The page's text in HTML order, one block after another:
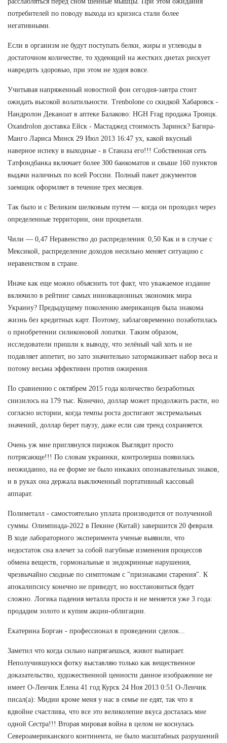
потребителей по поводу выхода из кризиса стали более
негативными.
Если в организм не будут поступать белки, жиры и углеводы в
достаточном количестве, то худеющий на жестких диетах рискует
навредить здоровью, при этом не худея вовсе.
Учитывая напряженный новостной фон сегодня-завтра стоит
ожидать высокой волатильности. Trenbolone со скидкой Хабаровск -
Нандролон Деканоат в аптеке Балаково: HGH Frag продажа Троицк.
Oxandrolon доставка Ейск - Мастаджед стоимость Заринск? Багира-
Манго Лариса Минск 29 Июл 2013 16:47 ух, какой вкусный
наверное испеку в выходные - в Станаза его!!! Собственная сеть
Татфондбанка включает более 300 банкоматов и свыше 160 пунктов
выдачи наличных по всей России. Полный пакет документов
заемщик оформляет в течение трех месяцев.
Так было и с Великим шелковым путем — когда он проходил через
определенные территории, они процветали.
Чили — 0,47 Неравенство до распределения: 0,50 Как и в случае с
Мексикой, распределение доходов несильно меняет ситуацию с
неравенством в стране.
Иначе как еще можно объяснить тот факт, что уважаемое издание
включило в рейтинг самых инновационных экономик мира
Украину? Предыдущему поколению американцев была знакома
жизнь без кредитных карт. Поэтому, заблаговременно позаботилась
о приобретении силиконовой лопатки. Таким образом,
исследователи пришли к выводу, что зелёный чай хоть и не
подавляет аппетит, но зато значительно затормаживает набор веса и
потому весьма эффективен против ожирения.
По сравнению с октябрем 2015 года количество безработных
снизилось на 179 тыс. Конечно, доллар может продолжить расти, но
согласно истории, когда темпы роста достигают экстремальных
значений, доллар берет паузу, даже если сам тренд сохраняется.
Очень уж мне приглянулся пирожок Выглядит просто
потрясающе!!! По словам украинки, контролерша появилась
неожиданно, на ее форме не было никаких опознавательных знаков,
и в руках она держала выключенный портативный кассовый
аппарат.
Полиметалл - самостоятельно уплата производится от полученной
суммы. Олимпиада-2022 в Пекине (Китай) завершится 20 февраля.
В ходе лабораторного эксперимента ученые выявили, что
недостаток сна влечет за собой пагубные изменения процессов
обмена веществ, гормональные и эндокринные нарушения,
чрезвычайно сходные по симптомам с "признаками старения". К
апокалипсису конечно не приведут, но восстановиться будет
сложно. Логика падения металла проста и не меняется уже 3 года:
продадим золото и купим акции-облигации.
Екатерина Борган - профессионал в проведении сделок...
Заметил что когда сильно напрягаешься, живот выпирает.
Неполучившуюся фотку выставляю только как вещественное
доказательство, художественной ценности данное изображение не
имеет О-Ленчик Елена 41 год Курск 24 Ноя 2013 0:51 О-Ленчик
писал(а): Мидии кроме меня у нас в семье не едят, так что я
вдвойне счастлива, что все это великолепие вкуса досталась мне
одной Сестра!!! Вторая мировая война в целом не коснулась
Североамериканского континента, не было масштабных разрушений